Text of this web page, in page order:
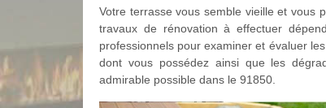
Votre terrasse vous semble vieille et vous
travaux de rénovation à effectuer
professionnels pour examiner et évaluer
dont vous possédez ainsi que les
admirable possible dans le 91850.